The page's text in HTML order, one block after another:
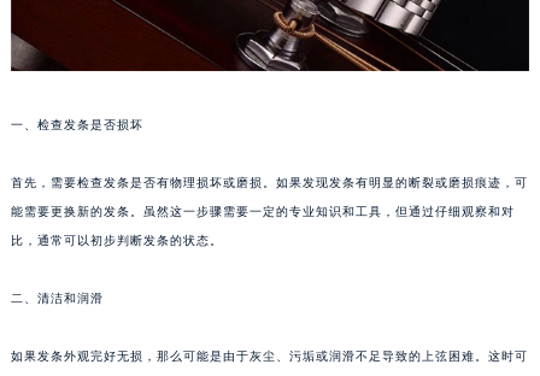
一、检查发条是否损坏
首先，需要检查发条是否有物理损坏或磨损。如果发现发条有明显的断裂或磨损痕迹，可
能需要更换新的发条。虽然这一步骤需要一定的专业知识和工具，但通过仔细观察和对
比，通常可以初步判断发条的状态。
二、清洁和润滑
如果发条外观完好无损，那么可能是由于灰尘、污垢或润滑不足导致的上弦困难。这时可